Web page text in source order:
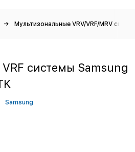
Мультизональные VRV/VRF/MRV
системы Samsung
Samsung